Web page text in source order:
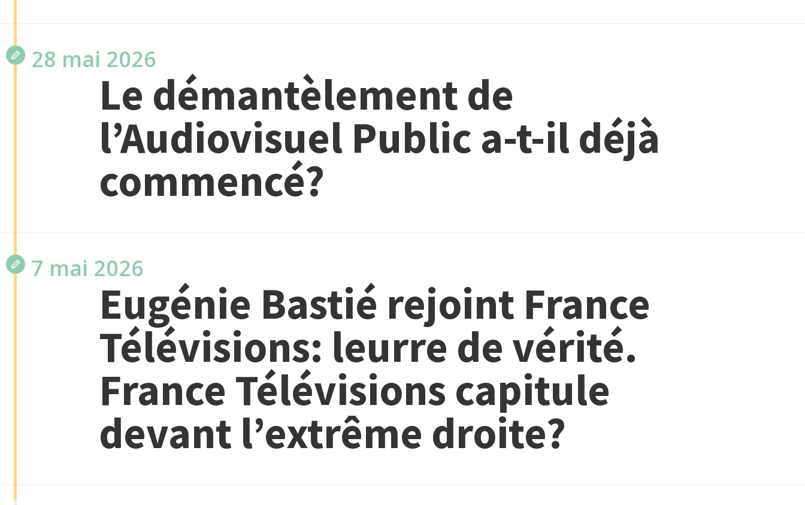
28 mai 2026
Le démantèlement de
l’Audiovisuel Public a-t-il déjà
commencé?
7 mai 2026
Eugénie Bastié rejoint France
Télévisions: leurre de vérité.
France Télévisions capitule
devant l’extrême droite?